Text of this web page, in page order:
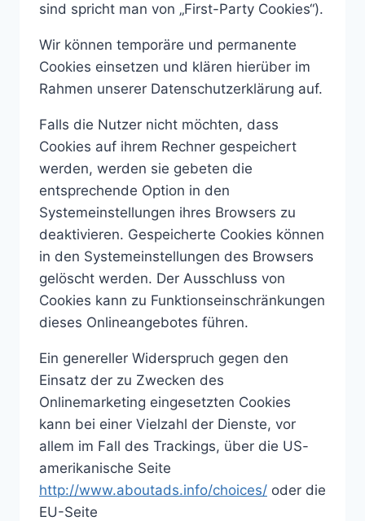
sind spricht man von „First-Party Cookies“).
Wir können temporäre und permanente
Cookies einsetzen und klären hierüber im
Rahmen unserer Datenschutzerklärung auf.
Falls die Nutzer nicht möchten, dass
Cookies auf ihrem Rechner gespeichert
werden, werden sie gebeten die
entsprechende Option in den
Systemeinstellungen ihres Browsers zu
deaktivieren. Gespeicherte Cookies können
in den Systemeinstellungen des Browsers
gelöscht werden. Der Ausschluss von
Cookies kann zu Funktionseinschränkungen
dieses Onlineangebotes führen.
Ein genereller Widerspruch gegen den
Einsatz der zu Zwecken des
Onlinemarketing eingesetzten Cookies
kann bei einer Vielzahl der Dienste, vor
allem im Fall des Trackings, über die US-
amerikanische Seite
http://www.aboutads.info/choices/ oder die
EU-Seite